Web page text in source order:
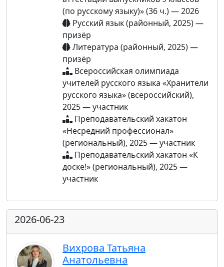
(по русскому языку)» (36 ч.) — 2026
Русский язык (районный, 2025) —
призёр
Литература (районный, 2025) —
призёр
Всероссийская олимпиада
учителей русского языка «Хранители
русского языка» (всероссийский),
2025 — участник
Преподавательский хакатон
«Несредний профессионал»
(региональный), 2025 — участник
Преподавательский хакатон «К
доске!» (региональный), 2025 —
участник
2026-06-23
Вихрова Татьяна
Анатольевна